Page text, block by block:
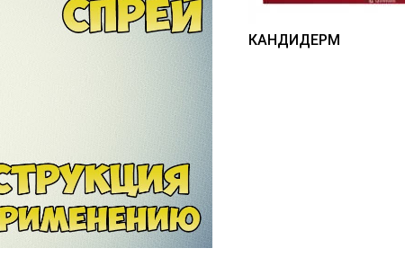
КАНДИДЕРМ